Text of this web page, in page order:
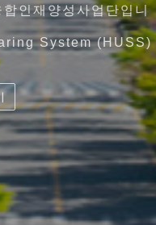
인재양성사업단입니
System (HUSS)
합인재양성사업단
하는 디지털 시대의 창
제 해결을 역량을 갖춘
성
력과 공유체계 확립